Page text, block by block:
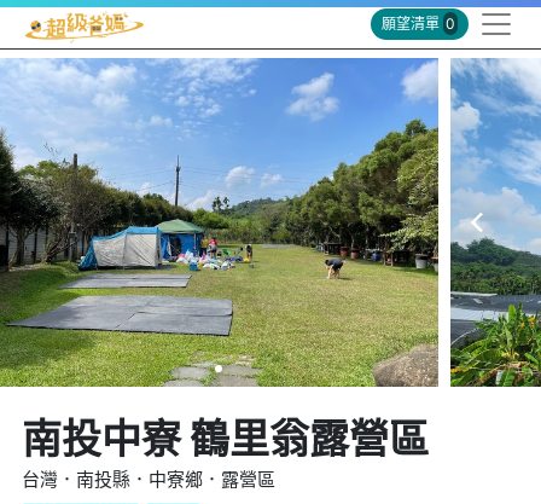
願望清單 0
南投中寮 鶴里翁露營區
台灣．南投縣．中寮鄉．露營區